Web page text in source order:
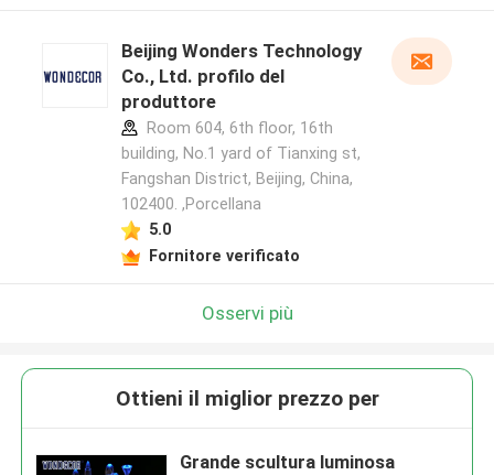
Beijing Wonders Technology
Co., Ltd. profilo del
produttore
Room 604, 6th floor, 16th
building, No.1 yard of Tianxing st,
Fangshan District, Beijing, China,
102400. ,Porcellana
5.0
Fornitore verificato
Osservi più
Ottieni il miglior prezzo per
Grande scultura luminosa